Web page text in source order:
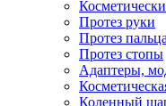
Протез руки
Протез пальца
Протез стопы
Адаптеры,
Коленный